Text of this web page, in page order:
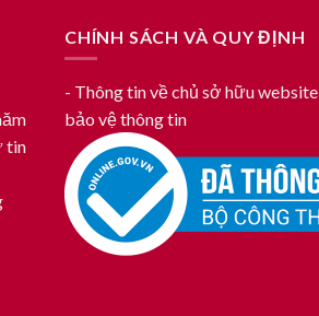
tin
CHÍNH SÁCH VÀ QUY ĐỊNH
- Thông tin về chủ sở hữu website
bảo vệ thông tin